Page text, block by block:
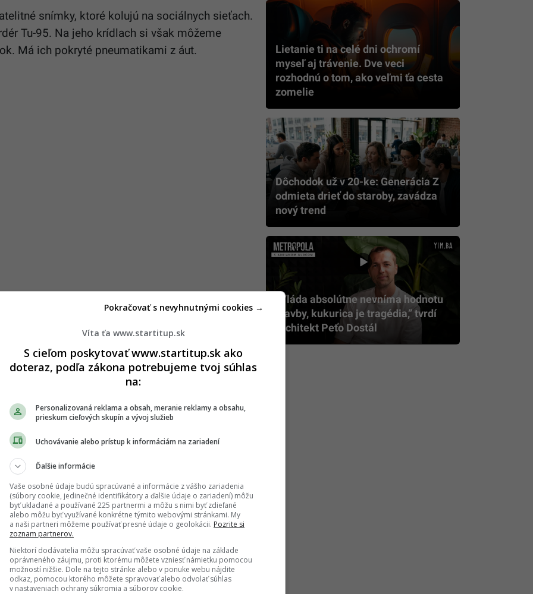
snímky, ktoré kolujú na sociálnych sieťach.
Tu-95. Na jeho krídlach si však môžeme
Má ich pokryté pneumatikami z áut.
sociálnej sieti X, predtým známej ako Twitter,
Tatarigami_UA. Ten sa vo svojom popise
dôstojníka v zálohe.
bezkonkurenčnú inováciu. To, na čo sa
bombardérom TU-95 pokrytým
chrániť strategické bombardéry pred
lietadla s rovnakými inovatívnymi prvkami.
na vojenskom letisku v Engels. To sa
od Moskvy. Má ísť teda o pokusy odradiť
lietadiel.
zmiasť rozpoznávacie systémy bezpilotných
môže predstavovať problémy pre AI, ktorou
Lietanie ti na celé dni ochromí
myseľ aj trávenie. Dve veci
rozhodnú o tom, ako veľmi ťa cesta
zomelie
Dôchodok už v 20-ke: Generácia Z
odmieta drieť do staroby, zavádza
nový trend
„Vláda absolútne nevníma hodnotu
stavby, kukurica je tragédia,” tvrdí
architekt Peťo Dostál
Víta ťa www.startitup.sk
S cieľom poskytovať www.startitup.sk ako
doteraz, podľa zákona potrebujeme tvoj súhlas
na:
Personalizovaná reklama a obsah, meranie reklamy a obsahu,
prieskum cieľových skupín a vývoj služieb
Uchovávanie alebo prístup k informáciám na zariadení
Ďalšie informácie
Vaše osobné údaje budú spracúvané a informácie z vášho zariadenia
(súbory cookie, jedinečné identifikátory a ďalšie údaje o zariadení) môžu
byť ukladané a používané 225 partnermi a môžu s nimi byť zdieľané
alebo môžu byť využívané konkrétne týmito webovými stránkami. My
a naši partneri môžeme používať presné údaje o geolokácii. Pozrite si
zoznam partnerov.
Niektorí dodávatelia môžu spracúvať vaše osobné údaje na základe
oprávneného záujmu, proti ktorému môžete vzniesť námietku pomocou
možností nižšie. Dole na tejto stránke alebo v ponuke webu nájdite
odkaz, pomocou ktorého môžete spravovať alebo odvolať súhlas
v nastaveniach ochrany súkromia a súborov cookie.
Pokračovať s nevyhnutnými cookies →